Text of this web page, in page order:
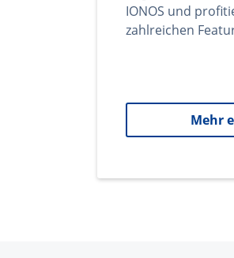
IONOS und
zahlreichen
Mehr